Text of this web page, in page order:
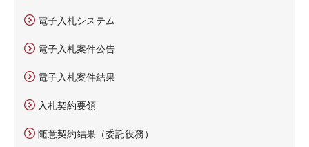
電子入札システム
電子入札案件公告
電子入札案件結果
入札契約要領
随意契約結果（委託役務）